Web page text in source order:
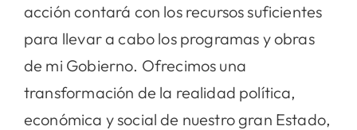
acción contará con los recursos suficientes
para llevar a cabo los programas y obras
de mi Gobierno. Ofrecimos una
transformación de la realidad política,
económica y social de nuestro gran Estado,